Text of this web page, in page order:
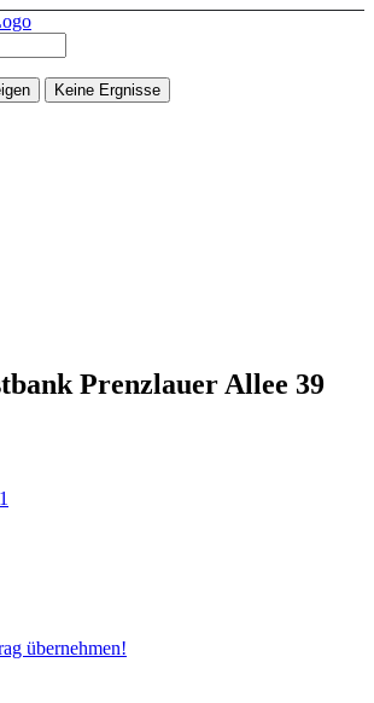
Keine Ergnisse
Prenzlauer Allee 39
1
übernehmen!